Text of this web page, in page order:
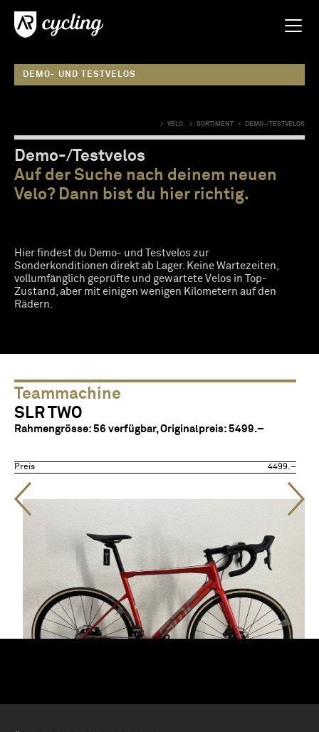
DEMO- UND TESTVELOS
> VELO. > SORTIMENT > DEMO-/TESTVELOS
Demo-/Testvelos
Auf der Suche nach deinem neuen
Velo? Dann bist du hier richtig.
Hier findest du Demo- und Testvelos zur
Sonderkonditionen direkt ab Lager. Keine Wartezeiten,
vollumfänglich geprüfte und gewartete Velos in Top-
Zustand, aber mit einigen wenigen Kilometern auf den
Rädern.
Teammachine
SLR TWO
Rahmengrösse: 56 verfügbar, Originalpreis: 5499.–
Preis 4499.–